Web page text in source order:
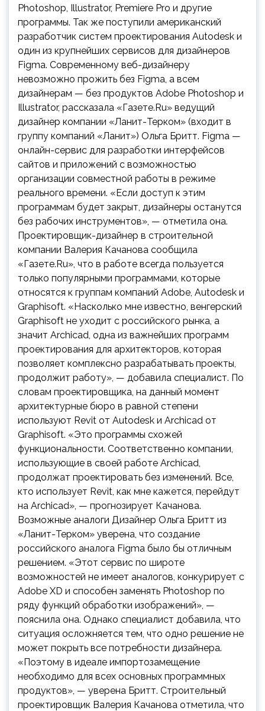
Photoshop, Illustrator, Premiere Pro и другие
программы. Так же поступили американский
разработчик систем проектирования Autodesk и
один из крупнейших сервисов для дизайнеров
Figma. Современному веб-дизайнеру
невозможно прожить без Figma, а всем
дизайнерам — без продуктов Adobe Photoshop и
Illustrator, рассказала «Газете.Ru» ведущий
дизайнер компании «Ланит-Терком» (входит в
группу компаний «Ланит») Ольга Бритт. Figma —
онлайн-сервис для разработки интерфейсов
сайтов и приложений с возможностью
организации совместной работы в режиме
реального времени. «Если доступ к этим
программам будет закрыт, дизайнеры останутся
без рабочих инструментов», — отметила она.
Проектировщик-дизайнер в строительной
компании Валерия Качанова сообщила
«Газете.Ru», что в работе всегда пользуется
только популярными программами, которые
относятся к группам компаний Adobe, Autodesk и
Graphisoft. «Насколько мне известно, венгерский
Graphisoft не уходит с российского рынка, а
значит Archicad, одна из важнейших программ
проектирования для архитекторов, которая
позволяет комплексно разрабатывать проекты,
продолжит работу», — добавила специалист. По
словам проектировщика, на данный момент
архитектурные бюро в равной степени
используют Revit от Autodesk и Archicad от
Graphisoft. «Это программы схожей
функциональности. Соответственно компании,
использующие в своей работе Archicad,
продолжат проектировать без изменений. Все,
кто использует Revit, как мне кажется, перейдут
на Archicad», — прогнозирует Качанова.
Возможные аналоги Дизайнер Ольга Бритт из
«Ланит-Терком» уверена, что создание
российского аналога Figma было бы отличным
решением. «Этот сервис по широте
возможностей не имеет аналогов, конкурирует с
Adobe XD и способен заменять Photoshop по
ряду функций обработки изображений», —
пояснила она. Однако специалист добавила, что
ситуация осложняется тем, что одно решение не
может покрыть все потребности дизайнера.
«Поэтому в идеале импортозамещение
необходимо для всех основных программных
продуктов», — уверена Бритт. Строительный
проектировщик Валерия Качанова отметила, что